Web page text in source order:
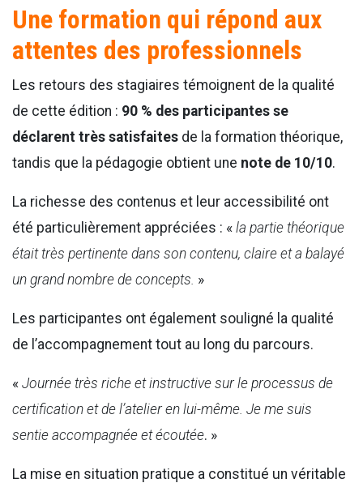
Une formation qui répond aux
attentes des professionnels
Les retours des stagiaires témoignent de la qualité
de cette édition : 90 % des participantes se
déclarent très satisfaites de la formation théorique,
tandis que la pédagogie obtient une note de 10/10.
La richesse des contenus et leur accessibilité ont
été particulièrement appréciées : « la partie théorique
était très pertinente dans son contenu, claire et a balayé
un grand nombre de concepts. »
Les participantes ont également souligné la qualité
de l’accompagnement tout au long du parcours.
« Journée très riche et instructive sur le processus de
certification et de l’atelier en lui-même. Je me suis
sentie accompagnée et écoutée. »
La mise en situation pratique a constitué un véritable